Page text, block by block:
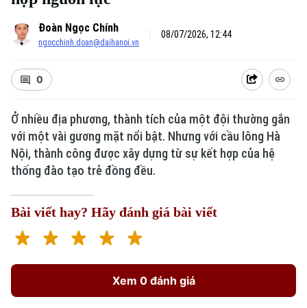
Đoàn Ngọc Chính
ngocchinh.doan@daihanoi.vn
08/07/2026, 12:44
0
Ở nhiều địa phương, thành tích của một đội thường gắn
với một vài gương mặt nổi bật. Nhưng với cầu lông Hà
Nội, thành công được xây dựng từ sự kết hợp của hệ
thống đào tạo trẻ đồng đều.
Bài viết hay? Hãy đánh giá bài viết
Xem 0 đánh giá